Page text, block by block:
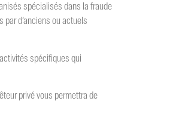
spécialisés dans la fraude
d’anciens ou actuels
spécifiques qui
privé vous permettra de